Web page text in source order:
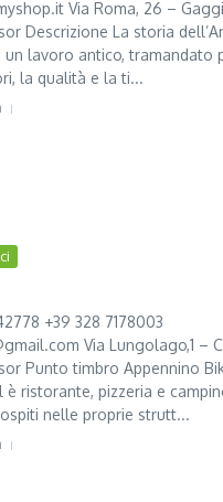
Via Roma, 26 –
Descrizione La storia
un lavoro antico, tramandato
la qualità e la ti...
+39 328 7178003
Via Lungolago,1 –
Punto timbro Appennino
è ristorante, pizzeria e
nelle proprie strutt...